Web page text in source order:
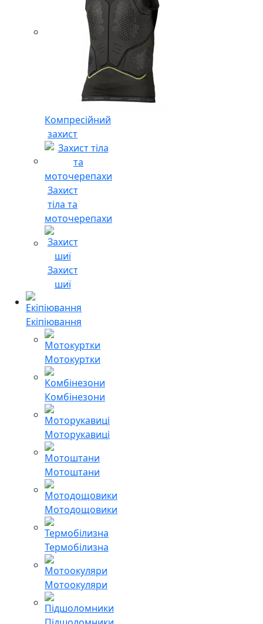
Компресійний
захист
Захист
тіла та
моточерепахи
Захист
шиї
Екіпіювання
Мотокуртки
Комбінезони
Моторукавиці
Мотоштани
Мотодощовики
Термобілизна
Мотоокуляри